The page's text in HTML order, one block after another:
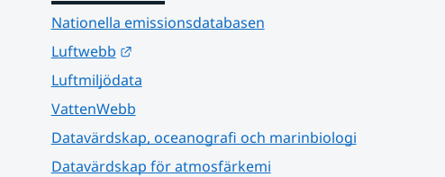
Nationella emissionsdatabasen
Luftwebb
Länk till annan webbplats.
Luftmiljödata
VattenWebb
Datavärdskap, oceanografi och marinbiologi
Datavärdskap för atmosfärkemi